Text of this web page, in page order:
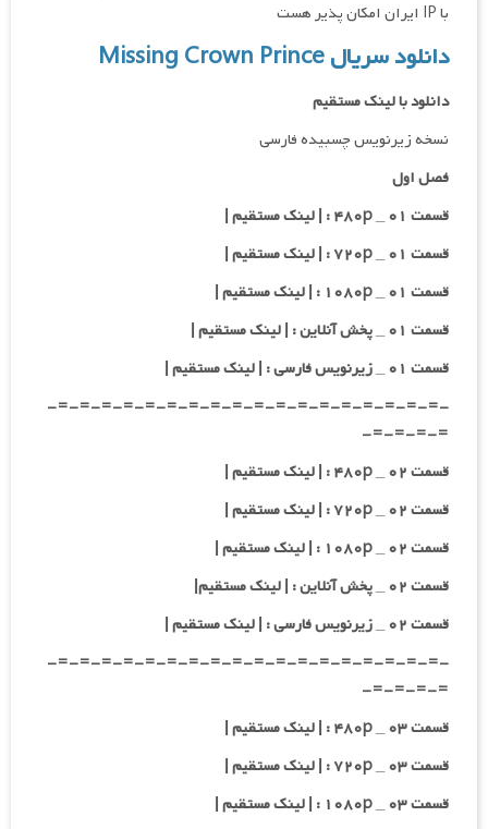
با IP ایران امکان پذیر هست
دانلود سریال Missing Crown Prince
دانلود با لینک مستقیم
نسخه زیرنویس چسبیده فارسی
فصل اول
قسمت ۰۱ _ ۴۸۰p : | لینک مستقیم |
قسمت ۰۱ _ ۷۲۰p : | لینک مستقیم |
قسمت ۰۱ _ ۱۰۸۰p : | لینک مستقیم |
قسمت ۰۱ _ پخش آنلاین : | لینک مستقیم |
قسمت ۰۱ _ زیرنویس فارسی : | لینک مستقیم |
-=-=-=-=-=-=-=-=-=-=-=-=-=-=-=-=-=-=-
=-=-=-=-
قسمت ۰۲ _ ۴۸۰p : | لینک مستقیم |
قسمت ۰۲ _ ۷۲۰p : | لینک مستقیم |
قسمت ۰۲ _ ۱۰۸۰p : | لینک مستقیم |
قسمت ۰۲ _ پخش آنلاین : | لینک مستقیم|
قسمت ۰۲ _ زیرنویس فارسی : | لینک مستقیم |
-=-=-=-=-=-=-=-=-=-=-=-=-=-=-=-=-=-=-
=-=-=-=-
قسمت ۰۳ _ ۴۸۰p : | لینک مستقیم |
قسمت ۰۳ _ ۷۲۰p : | لینک مستقیم |
قسمت ۰۳ _ ۱۰۸۰p : | لینک مستقیم |